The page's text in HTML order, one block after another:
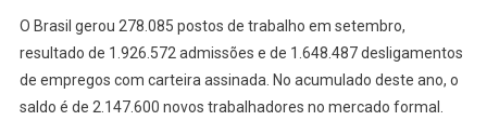
O Brasil gerou 278.085 postos de trabalho em setembro,
resultado de 1.926.572 admissões e de 1.648.487 desligamentos
de empregos com carteira assinada. No acumulado deste ano, o
saldo é de 2.147.600 novos trabalhadores no mercado formal.